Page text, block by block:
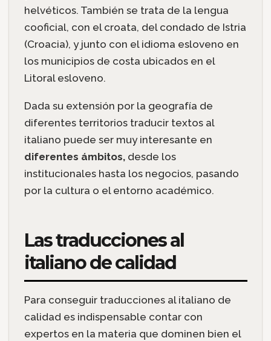
helvéticos. También se trata de la lengua
cooficial, con el croata, del condado de Istria
(Croacia), y junto con el idioma esloveno en
los municipios de costa ubicados en el
Litoral esloveno.
Dada su extensión por la geografía de
diferentes territorios traducir textos al
italiano puede ser muy interesante en
diferentes ámbitos,desde los
institucionales hasta los negocios, pasando
por la cultura o el entorno académico.
Las traducciones al
italiano de calidad
Para conseguir traducciones al italiano de
calidad es indispensable contar con
expertos en la materia que dominen bien el